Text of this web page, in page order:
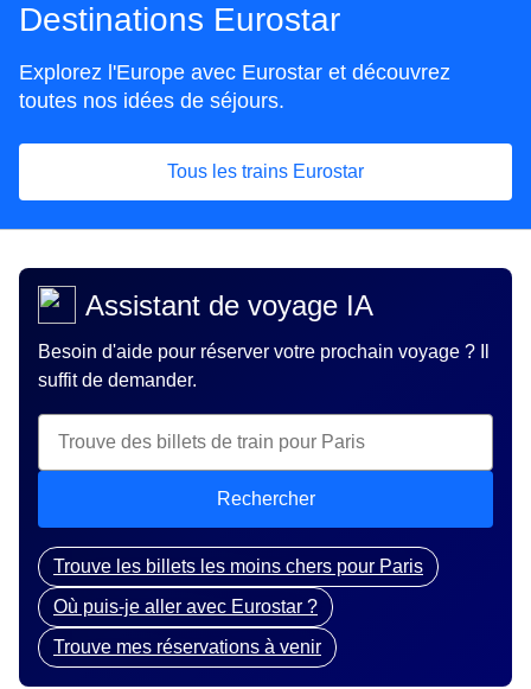
Destinations Eurostar
Explorez l'Europe avec Eurostar et découvrez
toutes nos idées de séjours.
Tous les trains Eurostar
(Ouvre un nouvel onglet
Assistant de voyage IA
Besoin d'aide pour réserver votre prochain voyage ? Il
suffit de demander.
Rechercher
Trouve les billets les moins chers pour Paris
Où puis-je aller avec Eurostar ?
Trouve mes réservations à venir